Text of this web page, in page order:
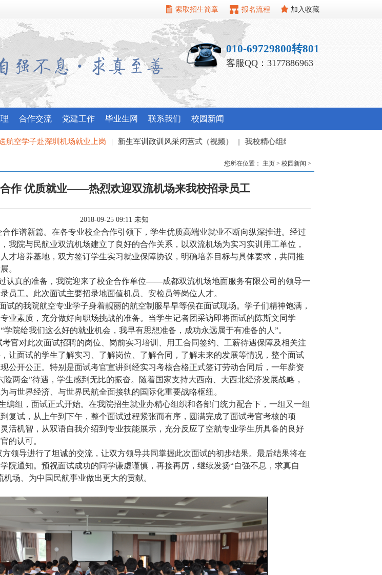
索取招生简章 报名流程 加入收藏
010-69729800转801
客服QQ：3177886963
合作交流 党建工作 毕业生网 联系我们 校园新闻
机场就业上岗 新生军训政训风采闭营式（视频） | 我校精心组织暑期教职工培训班
您所在位置： 主页 > 校园新闻 >
作 优质就业——热烈欢迎双流机场来我校招录员工
2018-09-25 09:11 未知
作谱新篇。在各专业校企合作引领下，学生优质高端业就业不断向纵深推进。经过
我院与民航业双流机场建立了良好的合作关系，以双流机场为实习实训用工单位，
才培养基地，双方签订学生实习就业保障协议，明确培养目标与具体要求，共同推
。
认真的准备，我院迎来了校企合作单位——成都双流机场地面服务有限公司的领导一
员工。此次面试主要招录地面值机员、安检员等岗位人才。
的我院航空专业学子身着靓丽的航空制服早早等侯在面试现场。学子们精神饱满，
业素质，充分做好向职场挑战的准备。当学生记者团采访即将面试的陈斯文同学
学院给我们这么好的就业机会，我早有思想准备，成功永远属于有准备的人”。
官对此次面试招聘的岗位、岗前实习培训、用工合同签约、工薪待遇保障及相关注
让面试的学生了解实习、了解岗位、了解合同，了解未来的发展等情况，整个面试
公开公正。特别是面试考官宣讲到经实习考核合格正式签订劳动合同后，一年薪资
险两金”待遇，学生感到无比的振奋。随着国家支持大西南、大西北经济发展战略，
与世界经济、与世界民航全面接轨的国际化重要战略枢纽。
组，面试正式开始。在我院招生就业办精心组织和各部门统力配合下，一组又一组
复试，从上午到下午，整个面试过程紧张而有序，圆满完成了面试考官考核的项
活机智，从双语自我介绍到专业技能展示，充分反应了空航专业学生所具备的良好
的认可。
领导进行了坦诚的交流，让双方领导共同掌握此次面试的初步结果。最后结果将在
院通知。预祝面试成功的同学谦虚谨慎，再接再厉，继续发扬“自强不息，求真自
场、为中国民航事业做出更大的贡献。